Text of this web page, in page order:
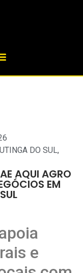
DO SUL,
AQUI AGRO
EM
e